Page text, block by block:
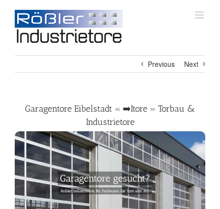
content
Previous Next
Garagentore Eibelstadt « ➡️Itore » Torbau &
Industrietore